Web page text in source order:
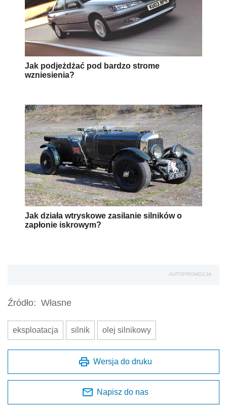
Jak podjeżdżać pod bardzo strome
wzniesienia?
Jak działa wtryskowe zasilanie silników o
zapłonie iskrowym?
AUTOPROMOCJA
Źródło: Własne
eksploatacja silnik olej silnikowy
Wersja do druku
Napisz do nas